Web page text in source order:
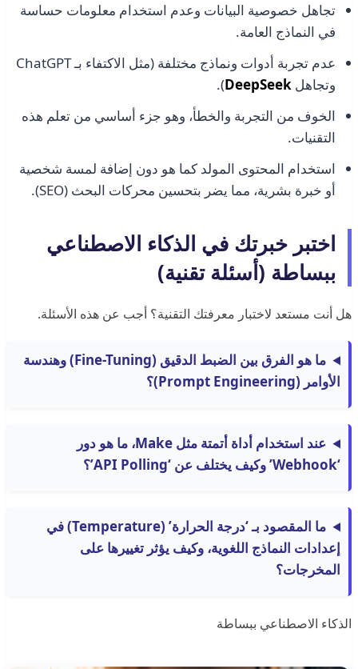
تجاهل خصوصية البيانات وعدم استخدام معلومات حساسة
في النماذج العامة.
عدم تجربة أدوات ونماذج مختلفة (مثل الاكتفاء بـ ChatGPT
وتجاهل DeepSeek
).
الخوف من التجربة والخطأ، وهو جزء أساسي من تعلم هذه
التقنيات.
استخدام المحتوى المولد كما هو دون إضافة لمسة شخصية
أو خبرة بشرية، مما يضر بتحسين محركات البحث (SEO).
اختبر خبرتك في الذكاء الاصطناعي
ببساطة (أسئلة تقنية)
هل أنت مستعد لاختبار معرفتك التقنية؟ أجب عن هذه الأسئلة.
ما هو الفرق بين الضبط الدقيق (Fine-Tuning) وهندسة
الأوامر (Prompt Engineering)؟
عند استخدام أداة أتمتة مثل Make، ما هو دور
‘Webhook’ وكيف يختلف عن ‘API Polling’؟
ما المقصود بـ ‘درجة الحرارة’ (Temperature) في
إعدادات النماذج اللغوية، وكيف يؤثر تغييرها على
المخرجات؟
الذكاء الاصطناعي ببساطة